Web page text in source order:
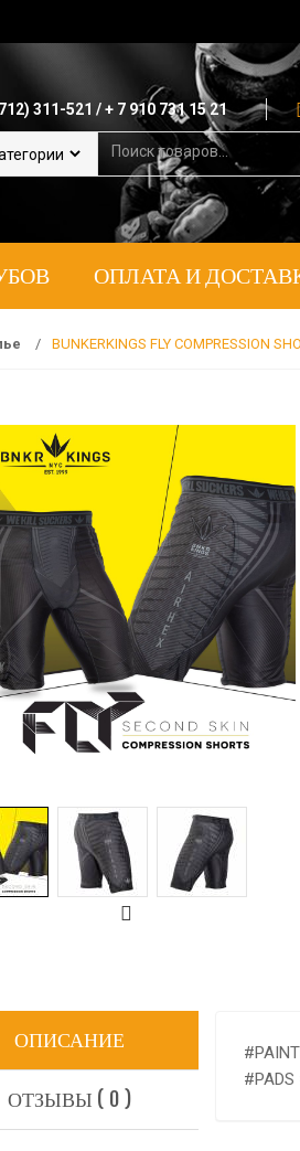
311-521 / + 7 910 731 15 21
f
:
ОПЛАТА И
/ BUNKERKINGS FLY COMPRESSION
ОПИСАНИЕ
ОТЗЫВЫ ( 0 )
#PADS